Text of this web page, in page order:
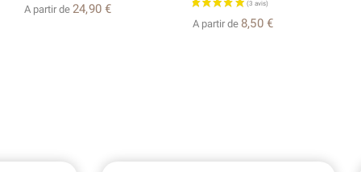
A partir de 24,90 €
A partir de 8,50 €